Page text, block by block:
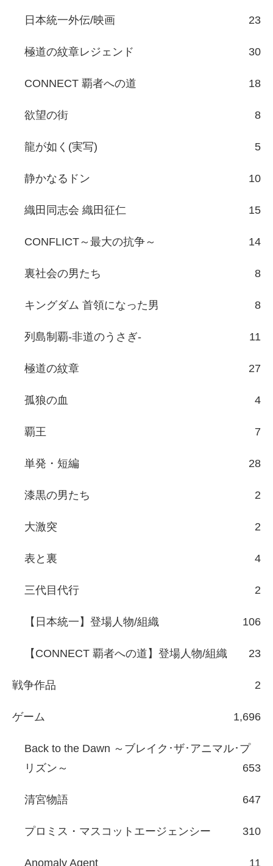
日本統一外伝/映画 23
極道の紋章レジェンド 30
CONNECT 覇者への道 18
欲望の街 8
龍が如く(実写) 5
静かなるドン 10
織田同志会 織田征仁 15
CONFLICT～最大の抗争～ 14
裏社会の男たち 8
キングダム 首領になった男 8
列島制覇-非道のうさぎ- 11
極道の紋章 27
孤狼の血 4
覇王 7
単発・短編 28
漆黒の男たち 2
大激突 2
表と裏 4
三代目代行 2
【日本統一】登場人物/組織 106
【CONNECT 覇者への道】登場人物/組織 23
戦争作品 2
ゲーム 1,696
Back to the Dawn ～ブレイク･ザ･アニマル･プ
リズン～
653
清宮物語 647
プロミス・マスコットエージェンシー 310
Anomaly Agent 11